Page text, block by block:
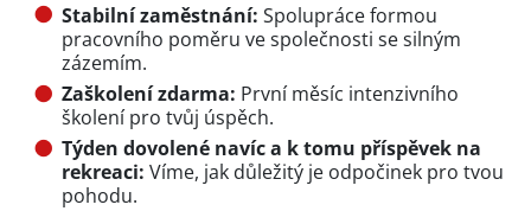
Stabilní zaměstnání: Spolupráce formou
pracovního poměru ve společnosti se silným
zázemím.
Zaškolení zdarma: První měsíc intenzivního
školení pro tvůj úspěch.
Týden dovolené navíc a k tomu příspěvek na
rekreaci: Víme, jak důležitý je odpočinek pro tvou
pohodu.